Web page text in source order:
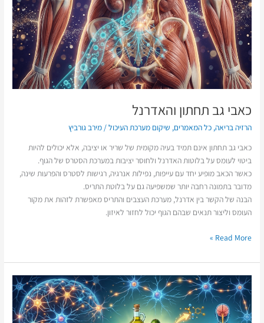
כאבי גב תחתון והאדרנל
הרזיה בריאה,כל המאמרים, שיקום מערכת העיכול/מירב גורביץ
כאבי גב תחתון אינם תמיד בעיה מקומית של שריר או יציבה, אלא יכולים להיות
ביטוי לעומס על בלוטות האדרנל ולחוסר יציבות במערכת הסטרס של הגוף.
כאשר הכאב מופיע יחד עם עייפות, נפילות אנרגיה, רגישות לסטרס והפרעות שינה,
מדובר בתמונה רחבה יותר שמשפיעה גם על בלוטת התריס.
הבנה של הקשר בין אדרנל, מערכת העצבים והתריס מאפשרת לזהות את מקור
העומס וליצור תנאים שבהם הגוף יכול לחזור לאיזון.
Read More »
המלחמה
בשומן